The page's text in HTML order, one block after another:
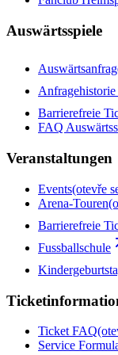
Auswärtsspiele
Barrierefreie
FAQ
Veranstaltungen
Events(otevře
Arena-Touren
Barrierefreie
Fussballschule
Ticket FAQ
Service